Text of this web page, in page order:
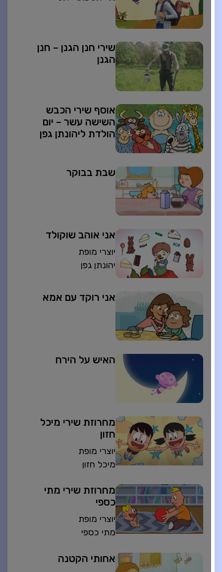
שירי חנן הגנן – חנן
הגנן
אוסף שירי הכבש
השישה עשר – יום
הולדת ליהונתן גפן
שבת בבוקר
אני אוהב שוקולד
יוצרי מופת
יהונתן גפן
אני רוקד עם אמא
האיש על הירח
מחרוזת שירי מיכל
חזון
יוצרי מופת
מיכל חזון
מחרוזת שירי מתי
כספי
יוצרי מופת
מתי כספי
אחותי הקטנה